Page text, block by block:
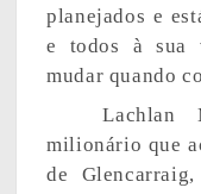
planejados e
e todos à sua
mudar quando
Lachlan
milionário que
de